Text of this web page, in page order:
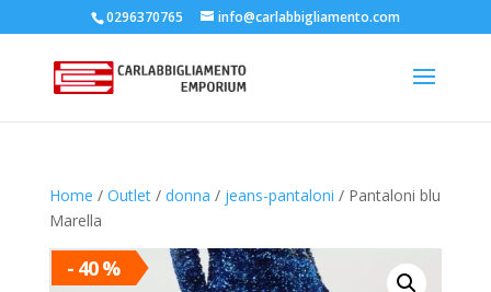
0296370765 info@carlabbigliamento.com
Home / Outlet/ donna / jeans-pantaloni / Pantaloni blu
Marella
- 40 %